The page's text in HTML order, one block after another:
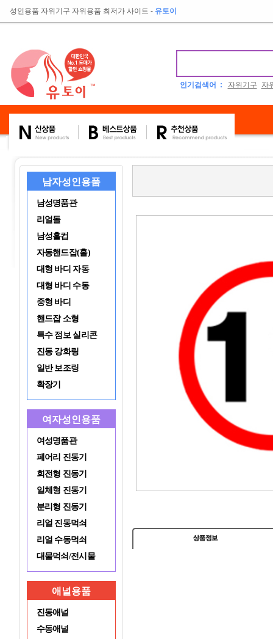
성인용품 자위기구 자위용품 최저가 사이트 - 유토이
인기검색어 : 자위기구 자
남자성인용품
남성명품관
리얼돌
남성홀컵
자동핸드잡(홀)
대형 바디 자동
대형 바디 수동
중형 바디
핸드잡 소형
특수 점보 실리콘
진동 강화링
일반 보조링
확장기
여자성인용품
여성명품관
페어리 진동기
회전형 진동기
일체형 진동기
분리형 진동기
리얼 진동먹쇠
리얼 수동먹쇠
대물먹쇠/전시물
애널용품
진동애널
수동애널